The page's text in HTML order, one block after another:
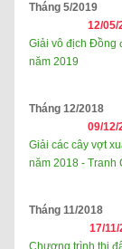
Tháng 5/2019
12/05/
Giải vô địch Đồng
năm 2019
Tháng 12/2018
09/12/
Giải các cây vợt
năm 2018 - Tranh
Tháng 11/2018
17/
Chương trình thi